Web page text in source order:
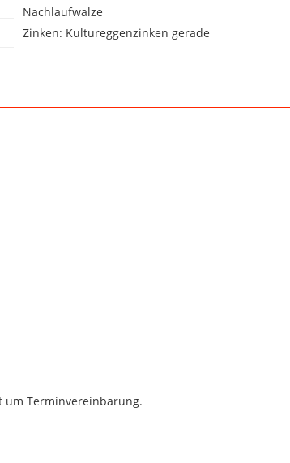
Nachlaufwalze
Zinken: Kultureggenzinken gerade
um Terminvereinbarung.